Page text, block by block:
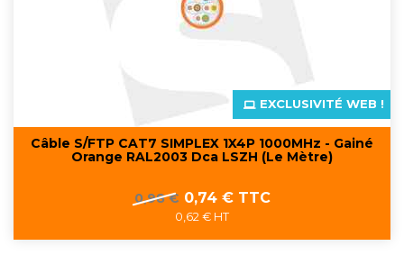
Câble S/FTP CAT7 SIMPLEX 1X4P 1000MHz - Gainé
Orange RAL2003 Dca LSZH (Le Mètre)
Prix
0,98 € Prix
0,74 € TTC
0,62 € HT
EXCLUSIVITÉ WEB !